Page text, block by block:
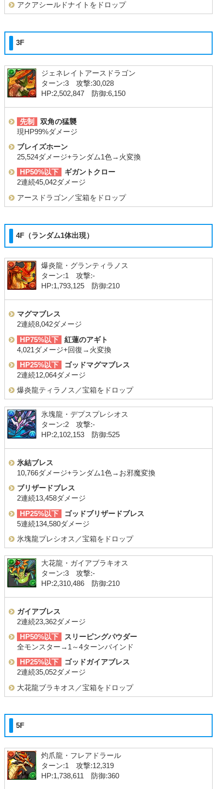
アクアシールドナイトをドロップ
3F
ジェネレイトアースドラゴン
ターン:3 攻撃:30,028
HP:2,502,847 防御:6,150
先制
双角の猛襲
現HP99%ダメージ
ブレイズホーン
25,524ダメージ+ランダム1色→火変換
HP50%以下
ギガントクロー
2連続45,042ダメージ
アースドラゴン／宝箱をドロップ
4F（ランダム1体出現）
爆炎龍・グランティラノス
ターン:1 攻撃:-
HP:1,793,125 防御:210
マグマブレス
2連続8,042ダメージ
HP75%以下
紅蓮のアギト
4,021ダメージ+回復→火変換
HP25%以下
ゴッドマグマブレス
2連続12,064ダメージ
爆炎龍ティラノス／宝箱をドロップ
氷塊龍・デプスプレシオス
ターン:2 攻撃:-
HP:2,102,153 防御:525
氷結ブレス
10,766ダメージ+ランダム1色→お邪魔変換
ブリザードブレス
2連続13,458ダメージ
HP25%以下
ゴッドブリザードブレス
5連続134,580ダメージ
氷塊龍プレシオス／宝箱をドロップ
大花龍・ガイアブラキオス
ターン:3 攻撃:-
HP:2,310,486 防御:210
ガイアブレス
2連続23,362ダメージ
HP50%以下
スリーピングパウダー
全モンスター→1～4ターンバインド
HP25%以下
ゴッドガイアブレス
2連続35,052ダメージ
大花龍ブラキオス／宝箱をドロップ
5F
灼爪龍・フレアドラール
ターン:1 攻撃:12,319
HP:1,738,611 防御:360